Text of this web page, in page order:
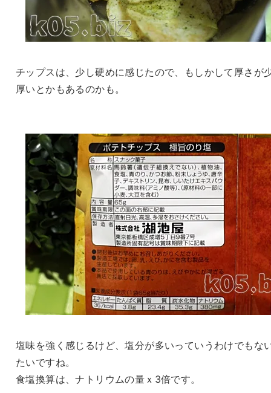
チップスは、少し硬めに感じたので、もしかして厚さが
厚いとかもあるのかも。
塩味を強く感じるけど、塩分が多いっていうわけでもな
たいですね。
食塩換算は、ナトリウムの量ｘ3倍です。